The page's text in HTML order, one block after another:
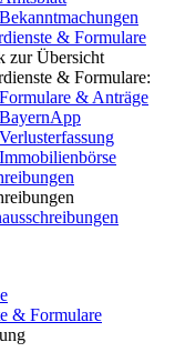
Bekanntmachungen
& Formulare
zur Übersicht
& Formulare:
Formulare & Anträge
BayernApp
Verlusterfassung
Immobilienbörse
& Formulare